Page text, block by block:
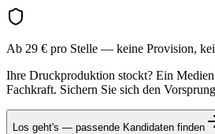
Ab 29 € pro Stelle — keine Provision,
Ihre Druckproduktion stockt? Ein
Fachkraft. Sichern Sie sich den
Los geht's — passende Kandidaten finden